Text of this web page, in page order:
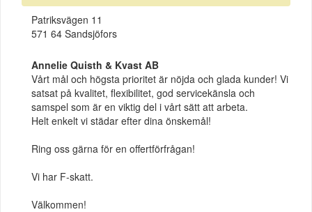
Patriksvägen 11
571 64 Sandsjöfors
Annelie Quisth & Kvast AB
Vårt mål och högsta prioritet är nöjda och glada kunder! Vi
satsat på kvalitet, flexibilitet, god servicekänsla och
samspel som är en viktig del i vårt sätt att arbeta.
Helt enkelt vi städar efter dina önskemål!
Ring oss gärna för en offertförfrågan!
Vi har F-skatt.
Välkommen!